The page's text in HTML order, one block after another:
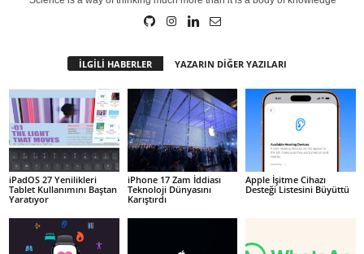
İLGİLİ HABERLER YAZARIN DİĞER YAZILARI
iPadOS 27 Yenilikleri
Tablet Kullanımını Baştan
Yaratıyor
iPhone 17 Zam İddiası
Teknoloji Dünyasını
Karıştırdı
Apple İşitme Cihazı
Desteği Listesini Büyüttü